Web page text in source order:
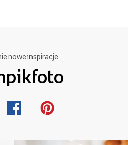
nowe inspiracje